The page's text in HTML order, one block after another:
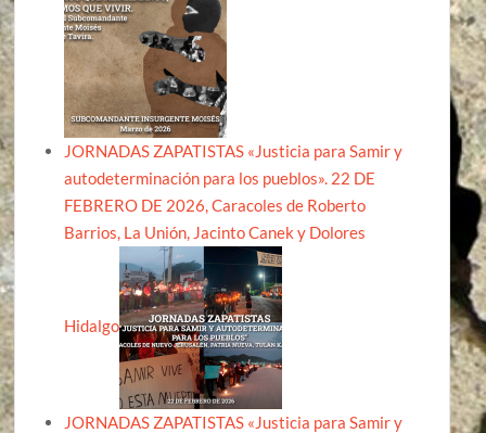
JORNADAS ZAPATISTAS «Justicia para Samir y
autodeterminación para los pueblos». 22 DE
FEBRERO DE 2026, Caracoles de Roberto
Barrios, La Unión, Jacinto Canek y Dolores
Hidalgo
JORNADAS ZAPATISTAS «Justicia para Samir y